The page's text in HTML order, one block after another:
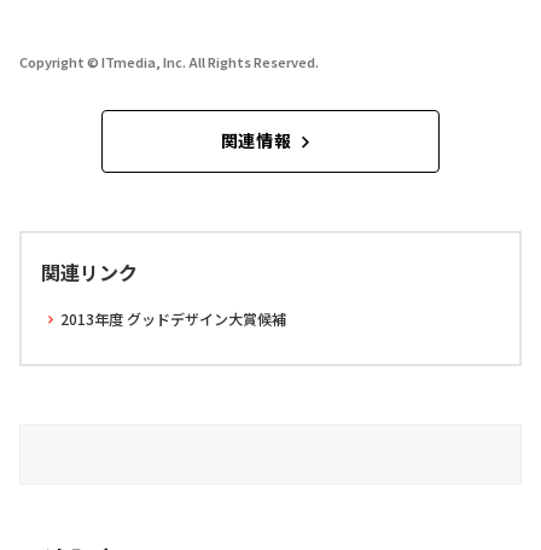
Copyright © ITmedia, Inc. All Rights Reserved.
関連情報
関連リンク
2013年度 グッドデザイン大賞候補